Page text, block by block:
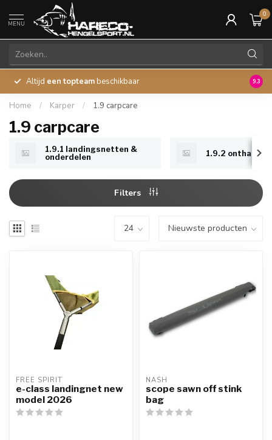
MENU
0
Altijd een topteam beschikbaar 45
9.3
Home / Karper / 1.9 carpcare
1.9 carpcare
1.9.1 landingsnetten &
onderdelen
1.9.2 onthaken
Filters
FREE SPIRIT
e-class landingnet new
model 2026
NASH
scope sawn off stink
bag